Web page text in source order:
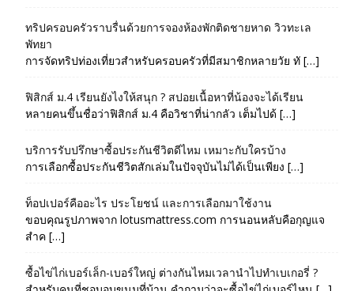
ทริปครอบครัวราบรื่นด้วยการจองห้องพักติดชายหาด วิวทะเล
พัทยา
การจัดทริปท่องเที่ยวสำหรับครอบครัวที่มีสมาชิกหลายวัย ทั […]
ฟิสิกส์ ม.4 เรียนยังไงให้สนุก ? สปอยเนื้อหาที่น้องจะได้เรียน
หลายคนขึ้นชื่อว่าฟิสิกส์ ม.4 คือวิชาที่น่ากลัว เต็มไปด้ […]
บริการรับปรึกษาซื้อประกันชีวิตดีไหม เหมาะกับใครบ้าง
การเลือกซื้อประกันชีวิตสักเล่มในปัจจุบันไม่ได้เป็นเพียง […]
ท็อปเปอร์คืออะไร ประโยชน์ และการเลือกมาใช้งาน
ขอบคุณรูปภาพจาก lotusmattress.com การนอนหลับคือกุญแจ
สำค […]
ซื้อไข่ไก่เบอร์เล็ก-เบอร์ใหญ่ ต่างกันไหมเวลานำไปทำเบเกอรี่ ?